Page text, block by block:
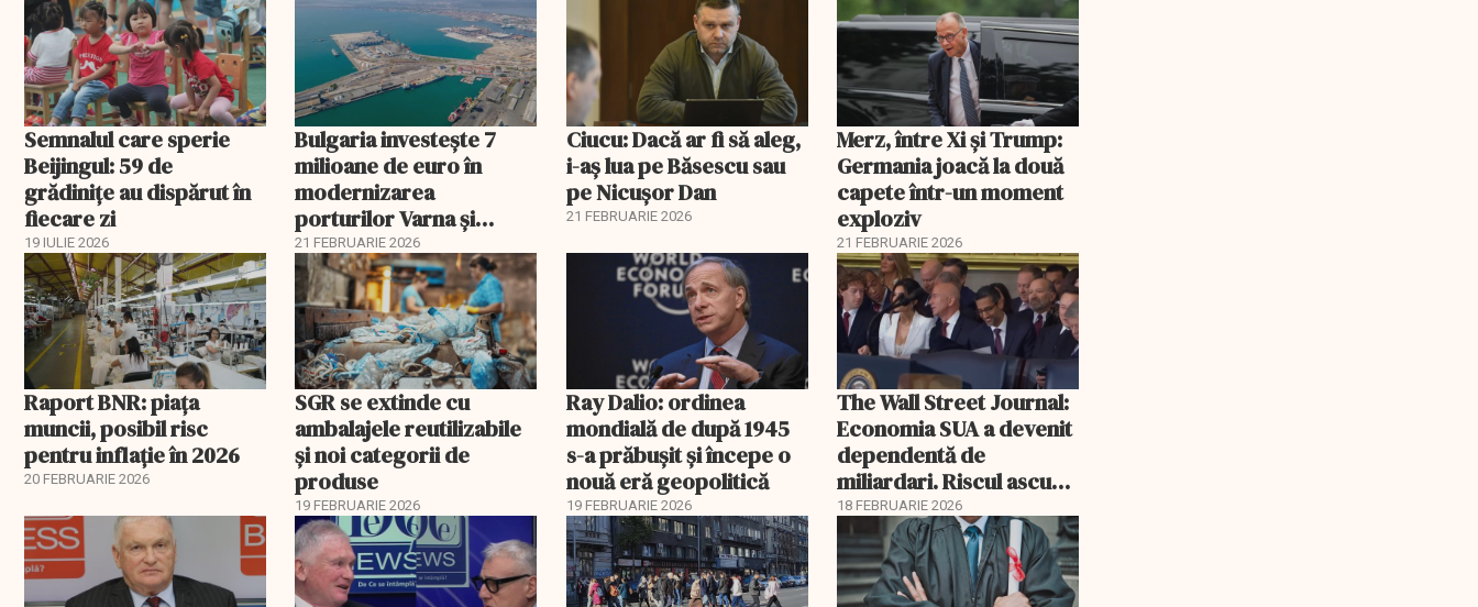
Semnalul care sperie
Beijingul: 59 de
grădinițe au dispărut în
fiecare zi
19 IULIE 2026
Bulgaria investește 7
milioane de euro în
modernizarea
porturilor Varna și
Burgas
21 FEBRUARIE 2026
Ciucu: Dacă ar fi să aleg,
i-aș lua pe Băsescu sau
pe Nicușor Dan
21 FEBRUARIE 2026
Merz, între Xi și Trump:
Germania joacă la două
capete într-un moment
exploziv
21 FEBRUARIE 2026
Raport BNR: piața
muncii, posibil risc
pentru inflație în 2026
20 FEBRUARIE 2026
SGR se extinde cu
ambalajele reutilizabile
și noi categorii de
produse
19 FEBRUARIE 2026
Ray Dalio: ordinea
mondială de după 1945
s-a prăbușit și începe o
nouă eră geopolitică
19 FEBRUARIE 2026
The Wall Street Journal:
Economia SUA a devenit
dependentă de
miliardari. Riscul ascuns
pentru burse și consum
18 FEBRUARIE 2026
EXCLUSIV EXCLUSIV